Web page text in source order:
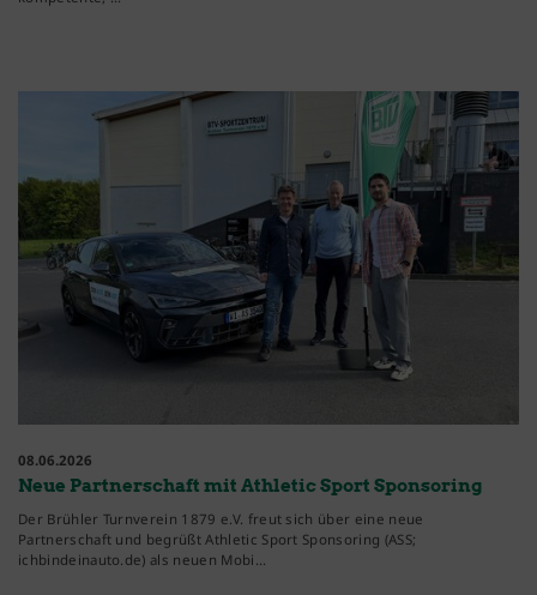
08.06.2026
Neue Partnerschaft mit Athletic Sport Sponsoring
Der Brühler Turnverein 1879 e.V. freut sich über eine neue
Partnerschaft und begrüßt Athletic Sport Sponsoring (ASS;
ichbindeinauto.de) als neuen Mobi…